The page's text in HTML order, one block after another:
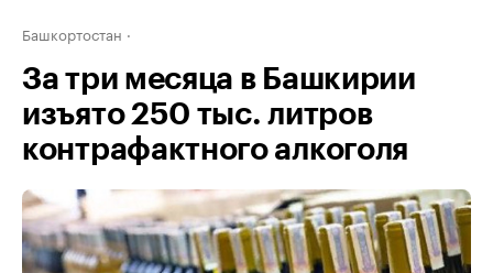
Башкортостан
За три месяца в Башкирии
изъято 250 тыс. литров
контрафактного алкоголя